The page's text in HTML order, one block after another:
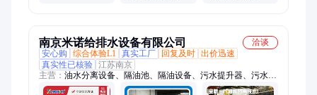
南京米诺给排水设备有限公司
洽谈
安心购
综合体验L1 真实工厂 回复及时 出价迅速
真实性已核验 江苏南京
主营： 油水分离设备、隔油池、隔油设备、污水提升器、污水提
升设备、全自动油水分离器、全自动餐饮隔油池、隔油提升设